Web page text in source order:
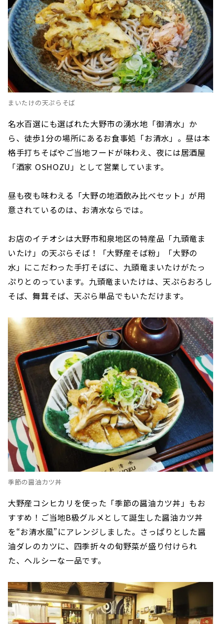
まいたけの天ぷらそば
名水百選にも選ばれた大野市の湧水地「御清水」か
ら、徒歩1分の場所にあるお食事処「お清水」。昼は本
格手打ちそばやご当地フードが味わえ、夜には居酒屋
「酒家 OSHOZU」として営業しています。
昼も夜も味わえる「大野の地酒飲み比べセット」が用
意されているのは、お清水ならでは。
お店のイチオシは大野市和泉地区の特産品「九頭竜ま
いたけ」の天ぷらそば！「大野産そば粉」「大野の
水」にこだわった手打そばに、九頭竜まいたけがたっ
ぷりとのっています。九頭竜まいたけは、天ぷらおろし
そば、舞茸そば、天ぷら単品でもいただけます。
季節の醤油カツ丼
大野産コシヒカリを使った「季節の醤油カツ丼」もお
すすめ！ご当地B級グルメとして誕生した醤油カツ丼
を“お清水風”にアレンジしました。さっぱりとした醤
油ダレのカツに、四季折々の旬野菜が盛り付けられ
た、ヘルシーな一品です。